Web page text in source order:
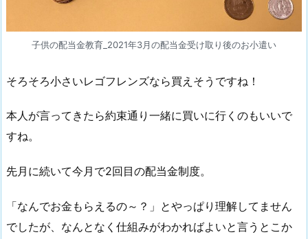
子供の配当金教育_2021年3月の配当金受け取り後のお小遣い
そろそろ小さいレゴフレンズなら買えそうですね！
本人が言ってきたら約束通り一緒に買いに行くのもいいで
すね。
先月に続いて今月で2回目の配当金制度。
「なんでお金もらえるの～？」とやっぱり理解してません
でしたが、なんとなく仕組みがわかればよいと言うとこか